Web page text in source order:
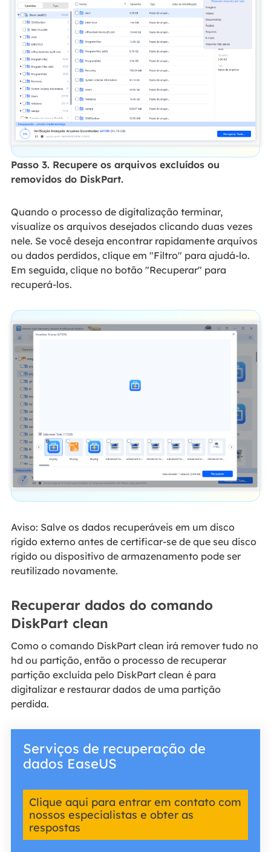
Passo 3. Recupere os arquivos excluídos ou
removidos do DiskPart.
Quando o processo de digitalização terminar,
visualize os arquivos desejados clicando duas vezes
nele. Se você deseja encontrar rapidamente arquivos
ou dados perdidos, clique em "Filtro" para ajudá-lo.
Em seguida, clique no botão "Recuperar" para
recuperá-los.
Aviso: Salve os dados recuperáveis em um disco
rígido externo antes de certificar-se de que seu disco
rígido ou dispositivo de armazenamento pode ser
reutilizado novamente.
Recuperar dados do comando
DiskPart clean
Como o comando DiskPart clean irá remover tudo no
hd ou partição, então o processo de recuperar
partição excluída pelo DiskPart clean é para
digitalizar e restaurar dados de uma partição
perdida.
Serviços de recuperação de
dados EaseUS
Clique aqui para entrar em contato com
nossos especialistas e obter as
respostas